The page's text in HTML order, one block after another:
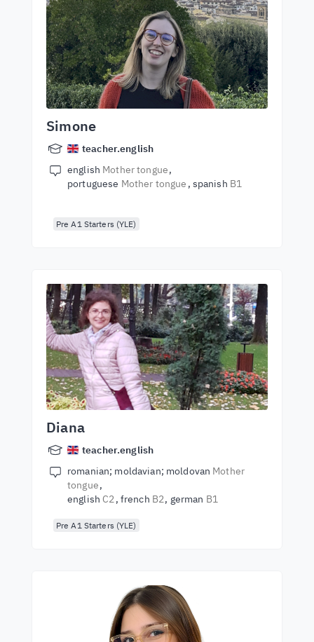
Simone
teacher.english
english Mother tongue
portuguese Mother tongue spanish B1
Pre A1 Starters (YLE)
Diana
teacher.english
romanian; moldavian; moldovan Mother
tongue
english C2 french B2 german B1
Pre A1 Starters (YLE)